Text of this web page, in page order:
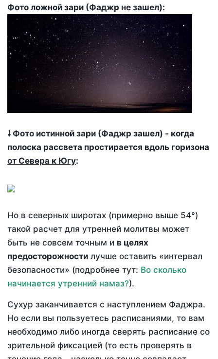
Фото ложной зари (Фаджр не зашел):
🠗 Фото истинной зари (Фаджр зашел) - когда
полоска рассвета простирается вдоль горизона
от Севера к Югу:
Но в северных широтах (примерно выше 54°)
такой расчет для утренней молитвы может
быть не совсем точным и в целях
предосторожности лучше оставить «интервал
безопасности» (подробнее тут: Во сколько
начинается утренний намаз?).
Сухур заканчивается с наступлением Фаджра.
Но если вы пользуетесь расписаниями, то вам
необходимо либо иногда сверять расписание со
зрительной фиксацией (то есть проверять в